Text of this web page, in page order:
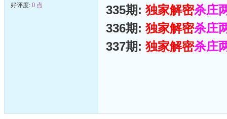
好评度: 0 点 335期: 独家解密杀庄
336期: 独家解密杀庄
337期: 独家解密杀庄